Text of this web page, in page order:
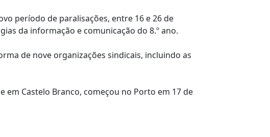
período de paralisações, entre 16 e 26 de
da informação e comunicação do 8.º ano.
de nove organizações sindicais, incluindo as
em Castelo Branco, começou no Porto em 17 de